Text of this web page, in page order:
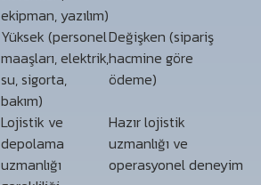
ekipman, yazılım)
Yüksek (personel
maaşları, elektrik,
su, sigorta,
bakım)
Değişken (sipariş
hacmine göre
ödeme)
Lojistik ve
depolama
uzmanlığı
Hazır lojistik
uzmanlığı ve
operasyonel deneyim